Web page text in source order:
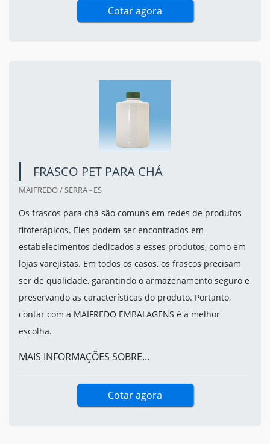
Cotar agora
FRASCO PET PARA CHÁ
MAIFREDO / SERRA - ES
Os frascos para chá são comuns em redes de produtos
fitoterápicos. Eles podem ser encontrados em
estabelecimentos dedicados a esses produtos, como em
lojas varejistas. Em todos os casos, os frascos precisam
ser de qualidade, garantindo o armazenamento seguro e
preservando as características do produto. Portanto,
contar com a MAIFREDO EMBALAGENS é a melhor
escolha.
MAIS INFORMAÇÕES SOBRE...
Cotar agora